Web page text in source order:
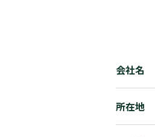
会社名
所在地